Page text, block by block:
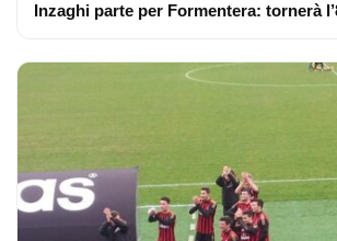
Inzaghi parte per Formentera: tornerà